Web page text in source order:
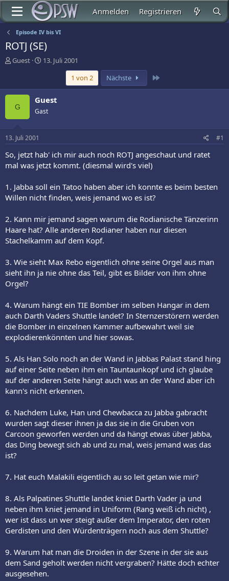
Anmelden Registrieren
Episode IV bis VI
ROTJ (SE)
E
t
e
Guest
E
t
e
l
l
m
13. Juli 2001
1 von 2
Nächste
G
Guest
Gast
13. Juli 2001 #1
So, jetzt hab' ich mir auch noch ROTJ angeschaut und ratet
mal was jetzt kommt. (diesmal wird's viel)
1. Jabba soll ein Tatoo haben aber ich konnte es beim besten
Willen nicht finden, weis jemand wo es ist?
2. Kann mir jemand sagen warum die Rodianische Tänzerinn
Haare hat? Alle anderen Rodianer haben nur diesen
Stachelkamm auf dem Kopf.
3. Wie sieht Max Rebo eigentlich ohne seine Orgel aus man
sieht ihn ja nie ohne das Teil, gibt es Bilder von ihm ohne
Orgel?
4. Warum hängt ein TIE Bomber im selben Hangar in dem
auch Darth Vaders Shuttle landet? In Sternzerstörern werden
die Bomber in einzelnen Kammer aufbewahrt weil sie
explodierenkönnten und hier sowas.
5. Als Han Solo noch an der Wand in Jabbas Palast stand hing
auf einer Seite neben ihm ein Tauntaunkopf und ich glaube
auf der anderen Seite hängt auch was an der Wand aber ich
kann's nicht erkennen.
6. Nachdem Luke, Han und Chewbacca zu Jabba gabracht
wurden sagt dieser ihnen ja das sie in die Gruben von
Carcoon geworfen werden und da hängt etwas über Jabba,
das Ding bewegt sich ab und zu mal, weis jemand was das
ist?
7. Hat euch Malakili eigentlich au so leit getan wie mir?
8. Als Palpatines Shuttle landet kniet Darth Vader ja und
neben ihm kniet jemand in Uniform (Rang weiß ich nicht) ,
wer ist dass un wer steigt außer dem Imperator, den roten
Gerdisten und den Würdenträgern noch aus dem Shuttle?
9. Warum hat man die Droiden in der Szene in der sie aus
dem Sand geholt werden nicht vergraben? Hätte doch echter
ausgesehen.